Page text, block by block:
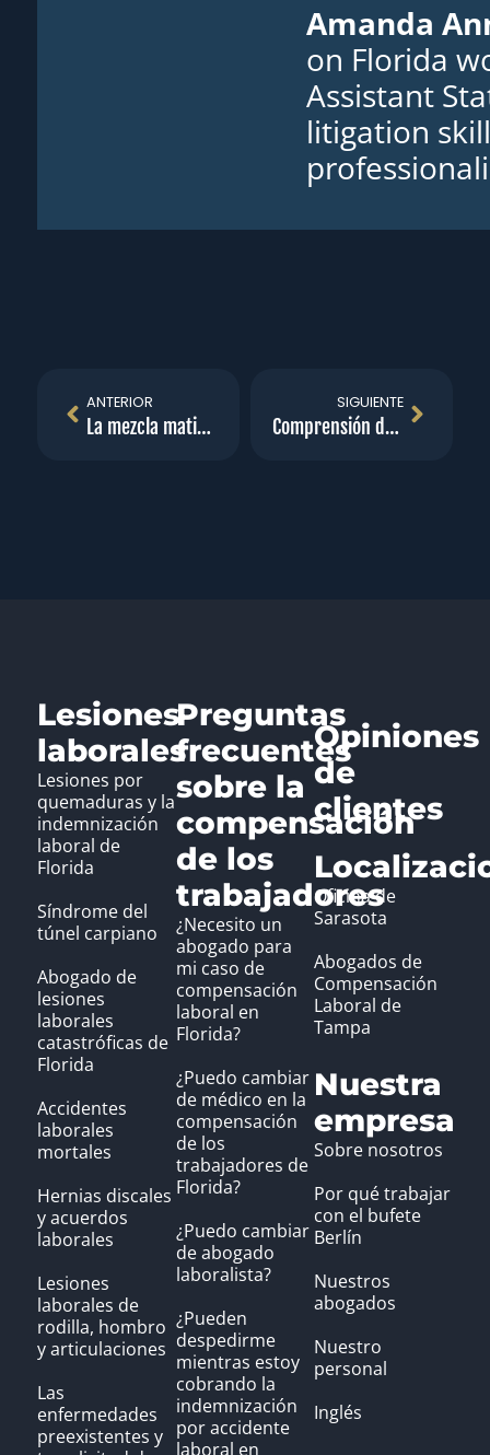
Amanda
on Florida
Assistant
litigation
ANTERIOR
La mezcla matinal de Tampa Bay
SIGUIENTE
Comprensión de las lesiones por traumatismos repetitivos en la compensación de los trabajadores de Florida
Lesiones
laborales
Lesiones por
quemaduras y la
indemnización
laboral de
Florida
Síndrome del
túnel carpiano
Abogado de
lesiones
laborales
catastróficas de
Florida
Accidentes
laborales
mortales
Hernias discales
y acuerdos
laborales
Lesiones
laborales de
rodilla, hombro
y articulaciones
Las
enfermedades
preexistentes y
Preguntas
frecuentes
sobre la
compensación
de los
trabajadores
¿Necesito un
abogado para
mi caso de
compensación
laboral en
Florida?
¿Puedo cambiar
de médico en la
compensación
de los
trabajadores de
Florida?
¿Puedo cambiar
de abogado
laboralista?
¿Pueden
despedirme
mientras estoy
cobrando la
indemnización
por accidente
laboral en
Opiniones
de
clientes
Oficina de
Sarasota
Abogados de
Compensación
Laboral de
Tampa
Nuestra
empresa
Sobre nosotros
Por qué trabajar
con el bufete
Berlín
Nuestros
abogados
Nuestro
personal
Inglés